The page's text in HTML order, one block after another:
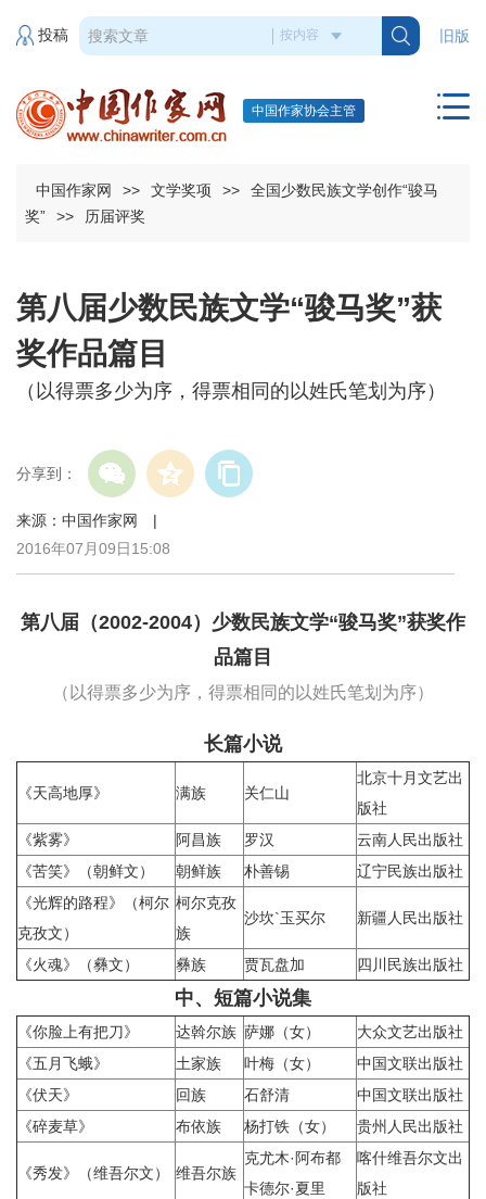
旧版
投稿
中国作家协会主管
中国作家网 >> 文学奖项 >>
全国少数民族文学创作“骏马
奖”
>> 历届评奖
第八届少数民族文学“骏马奖”获
奖作品篇目
（以得票多少为序，得票相同的以姓氏笔划为序）
分享到：
来源：中国作家网 |
2016年07月09日15:08
第八届（2002-2004）少数民族文学“骏马奖”获奖作
品篇目
（以得票多少为序，得票相同的以姓氏笔划为序）
长篇小说
《天高地厚》 满族 关仁山
北京十月文艺出
版社
《紫雾》
阿昌族 罗汉
云南人民出版社
《苦笑》（朝鲜文）
朝鲜族 朴善锡
辽宁民族出版社
《光辉的路程》（柯尔
克孜文）
柯尔克孜
族
沙坎`玉买尔 新疆人民出版社
《火魂》（彝文） 彝族 贾瓦盘加 四川民族出版社
中、短篇小说集
《你脸上有把刀》 达斡尔族 萨娜（女）
大众文艺出版社
《五月飞蛾》
土家族 叶梅（女）
中国文联出版社
《伏天》
回族 石舒清
中国文联出版社
《碎麦草》
布依族 杨打铁（女） 贵州人民出版社
《秀发》（维吾尔文） 维吾尔族
克尤木·阿布都
卡德尔·夏里
喀什维吾尔文出
版社